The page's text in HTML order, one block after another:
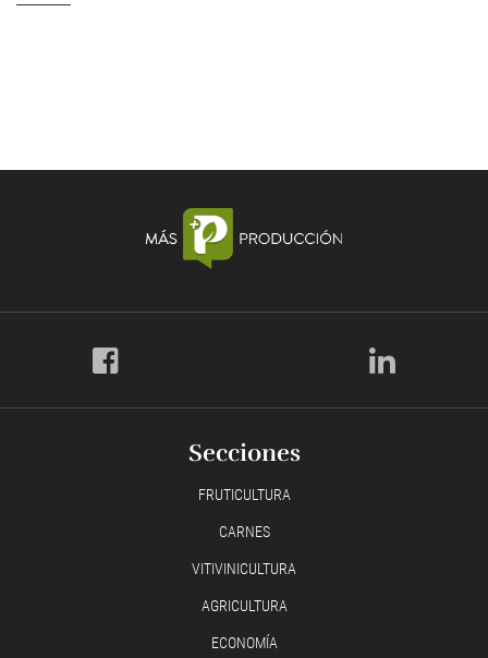
Secciones
FRUTICULTURA
CARNES
VITIVINICULTURA
AGRICULTURA
ECONOMÍA